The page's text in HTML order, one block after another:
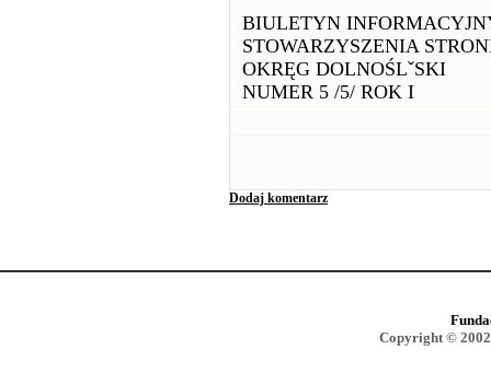
BIULETYN
STOWARZYSZENIA
OKRĘG DOLNOŚLˇSKI
NUMER 5 /5/ ROK I
Dodaj komentarz
Copyright ©